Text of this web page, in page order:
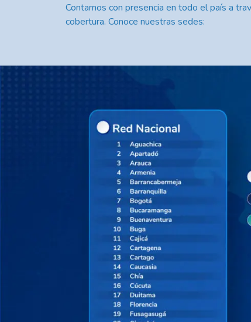
Contamos con presencia en todo el país a
cobertura. Conoce nuestras sedes: